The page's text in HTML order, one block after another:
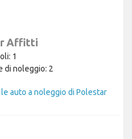
Affitti
1
di noleggio: 2
auto a noleggio di Polestar